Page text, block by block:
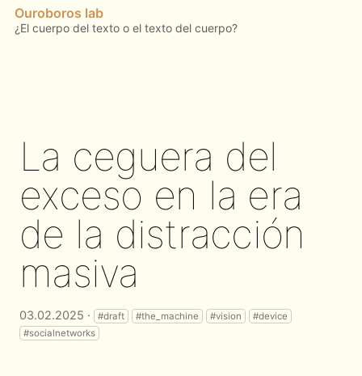
Ouroboros lab
La ceguera del
exceso en la era
de la distracción
masiva
03.02.2025 · #draft #the_machine #vision
#device
#socialnetworks